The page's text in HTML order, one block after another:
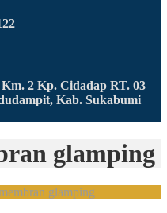
2 Kp. Cidadap RT. 03
Kab. Sukabumi
glamping
glamping